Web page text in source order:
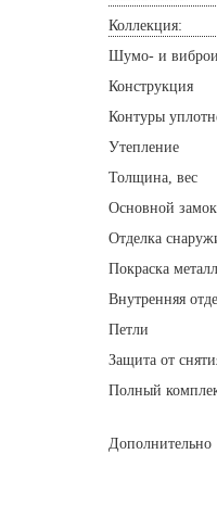
Коллекция:
Шумо- и
Конструкция
Контуры
Утепление
Толщина, вес
Основной замок
Отделка
Покраска
Внутренняя
Петли
Защита от
Полный
Дополнительно